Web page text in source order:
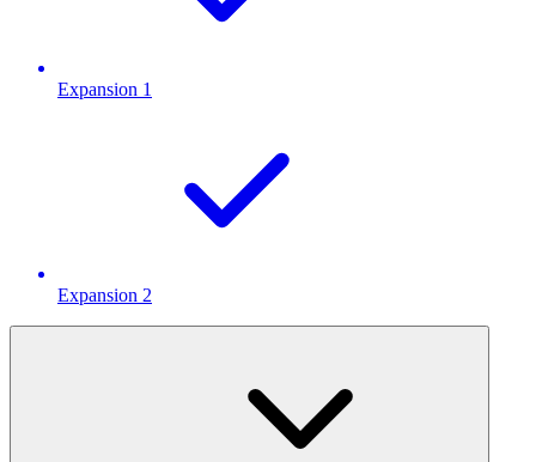
Expansion 1
Expansion 2